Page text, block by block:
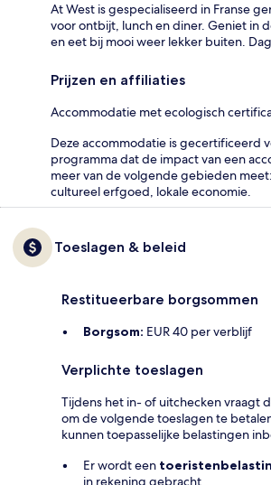
At West is gespecialiseerd in Franse
voor ontbijt, lunch en diner. Geniet in
en eet bij mooi weer lekker buiten.
Prijzen en affiliaties
Accommodatie met ecologisch
Deze accommodatie is gecertificeerd
programma dat de impact van een
meer van de volgende gebieden
cultureel erfgoed, lokale economie.
Toeslagen & beleid
Restitueerbare borgsommen
Borgsom: EUR 40 per verblijf
Verplichte toeslagen
Tijdens het in- of uitchecken vraagt
om de volgende toeslagen te
kunnen toepasselijke belastingen
Er wordt een
in rekening gebracht